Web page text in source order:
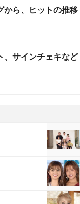
から、ヒットの推移
、サインチェキなど